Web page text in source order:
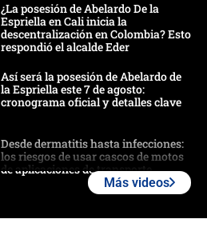
¿La posesión de Abelardo De la
Espriella en Cali inicia la
descentralización en Colombia? Esto
respondió el alcalde Eder
Así será la posesión de Abelardo de
la Espriella este 7 de agosto:
cronograma oficial y detalles clave
Desde dermatitis hasta infecciones:
los riesgos de usar cascos de motos
de aplicaciones de transporte
Más videos